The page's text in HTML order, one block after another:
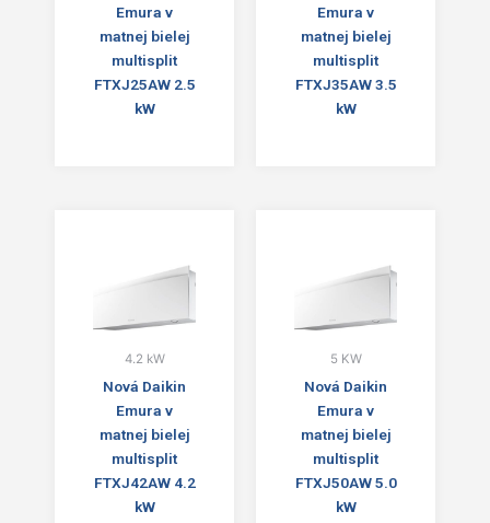
Emura v
matnej bielej
multisplit
FTXJ25AW 2.5
kW
Emura v
matnej bielej
multisplit
FTXJ35AW 3.5
kW
4.2 kW
Nová Daikin
Emura v
matnej bielej
multisplit
FTXJ42AW 4.2
kW
5 KW
Nová Daikin
Emura v
matnej bielej
multisplit
FTXJ50AW 5.0
kW